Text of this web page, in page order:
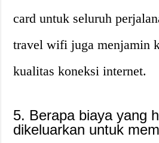
card untuk seluruh
travel wifi juga menjamin
kualitas koneksi internet.
5. Berapa biaya yang
dikeluarkan untuk